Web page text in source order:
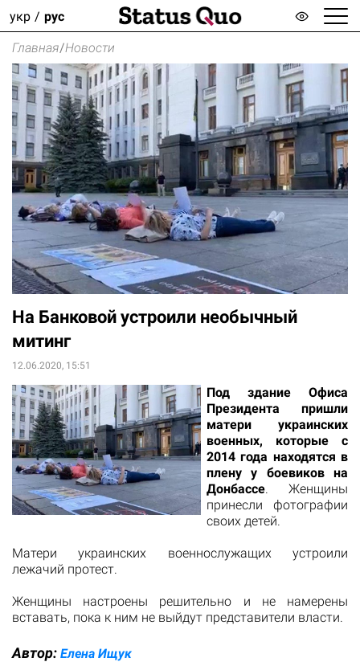
укр рус
Главная/Новости
На Банковой устроили необычный
митинг
12.06.2020, 15:51
Под здание Офиса
Президента пришли
матери украинских
военных, которые с
2014 года находятся в
плену у боевиков на
Донбассе. Женщины
принесли фотографии
своих детей.
Матери украинских военнослужащих устроили
лежачий протест.
Женщины настроены решительно и не намерены
вставать, пока к ним не выйдут представители власти.
Автор: Елена Ищук